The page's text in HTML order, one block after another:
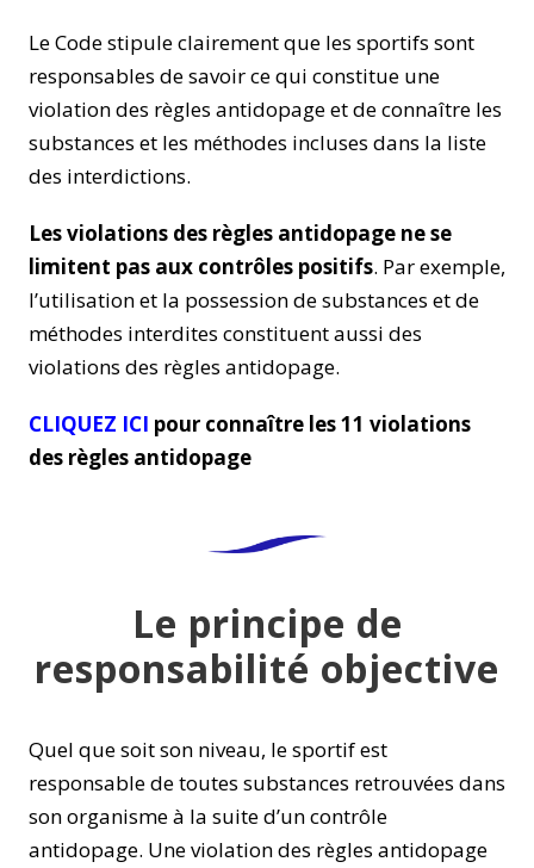
Le Code stipule clairement que les sportifs sont
responsables de savoir ce qui constitue une
violation des règles antidopage et de connaître les
substances et les méthodes incluses dans la liste
des interdictions.
Les violations des règles antidopage ne se
limitent pas aux contrôles positifs. Par exemple,
l’utilisation et la possession de substances et de
méthodes interdites constituent aussi des
violations des règles antidopage.
CLIQUEZ ICI pour connaître les 11 violations
des règles antidopage
Le principe de
responsabilité objective
Quel que soit son niveau, le sportif est
responsable de toutes substances retrouvées dans
son organisme à la suite d’un contrôle
antidopage. Une violation des règles antidopage